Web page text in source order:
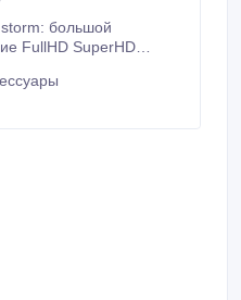
большой
доставка по